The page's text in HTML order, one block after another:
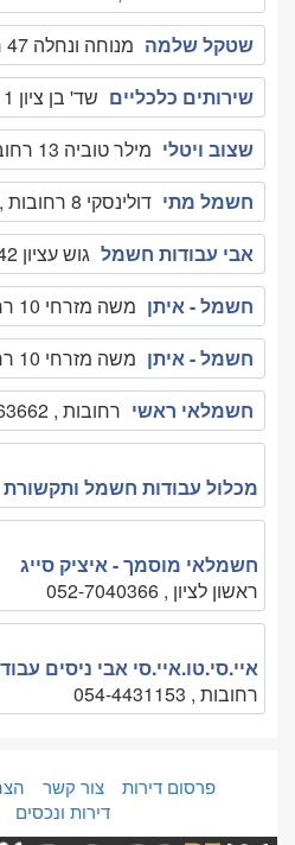
שטקל שלמה מנוחה ונחלה 47 רחובות , 089476170
שירותים כלכליים שד' בן ציון 1 רחובות , 0522161106
שצוב ויטלי מילר טוביה 13 רחובות , 089470501
חשמל מתי דולינסקי 8 רחובות , 089418751
אבי עבודות חשמל גוש עציון 42 רחובות , 0528801910
חשמל - איתן משה מזרחי 10 רחובות , 0509070200
חשמל - איתן משה מזרחי 10 רחובות , 0509070200
חשמלאי ראשי רחובות , 0543163662
מכלול עבודות חשמל ותקשורת
חשמלאי מוסמך - איציק סייג
ראשון לציון , 052-7040366
איי.סי.טו.איי.סי אבי ניסים
רחובות , 054-4431153
פרסום דירות צור קשר
דירות ונכסים